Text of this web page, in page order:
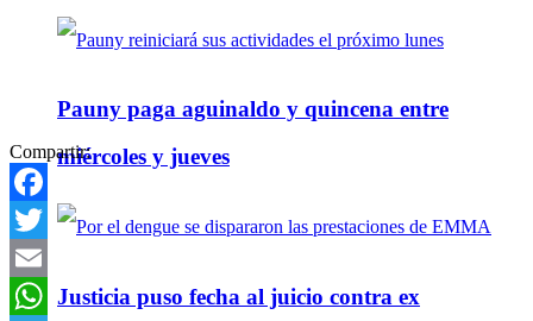
Pauny paga aguinaldo y quincena entre
miércoles y jueves
Justicia puso fecha al juicio contra ex
Compartir:
Facebook
Twitter
Email